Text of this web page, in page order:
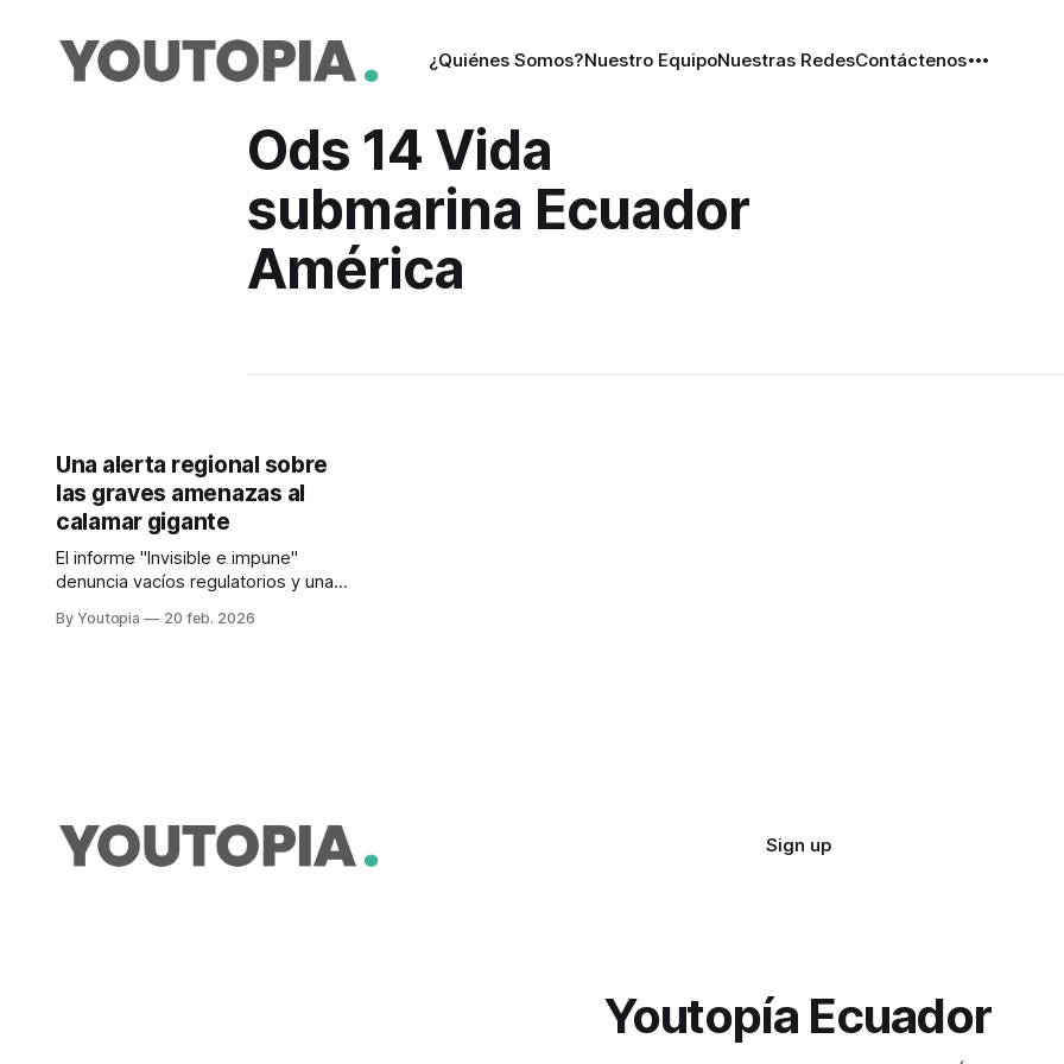
¿Quiénes Somos?Nuestro EquipoNuestras RedesContáctenos
Ods 14 Vida
submarina Ecuador
América
Una alerta regional sobre
las graves amenazas al
calamar gigante
El informe "Invisible e impune"
denuncia vacíos regulatorios y una
Calamasur, que exige trazabilidad y
By Youtopia 20 feb. 2026
Sign up
Youtopía Ecuador